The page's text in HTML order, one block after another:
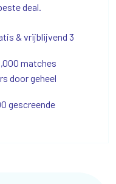
deal.
& vrijblijvend 3
matches
door geheel
gescreende